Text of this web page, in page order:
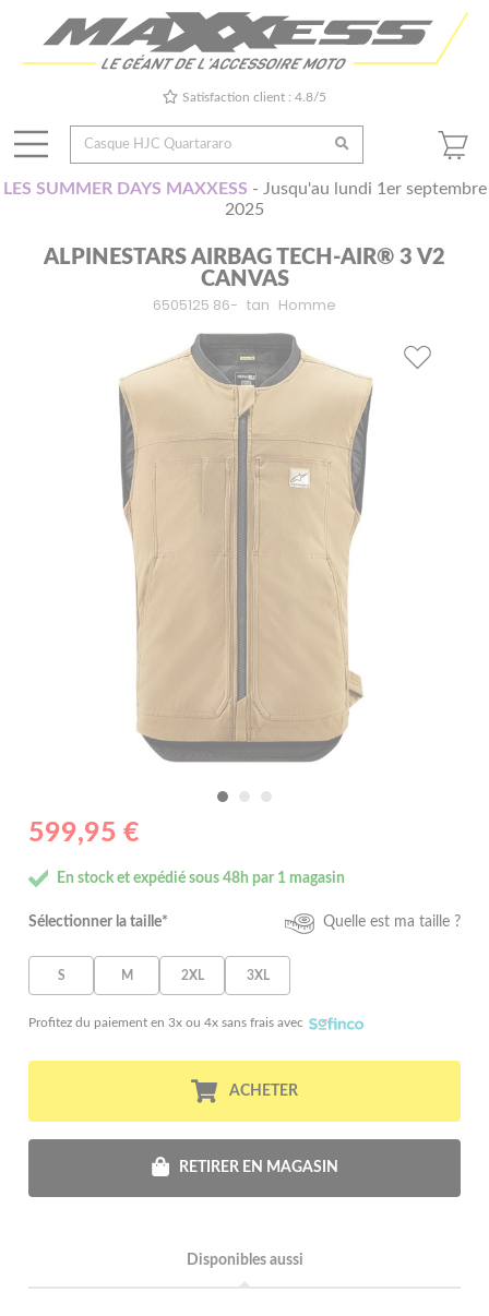
Satisfaction client : 4.8/5
LES SUMMER DAYS MAXXESS - Jusqu'au lundi 1er septembre
2025
ALPINESTARS AIRBAG TECH-AIR® 3 V2
CANVAS
6505125 86- tan Homme
599,95 €
En stock et expédié sous 48h par 1 magasin
Sélectionner la taille* Quelle est ma taille ?
S M 2XL 3XL
Profitez du paiement en 3x ou 4x sans frais avec
ACHETER
RETIRER EN MAGASIN
Disponibles aussi